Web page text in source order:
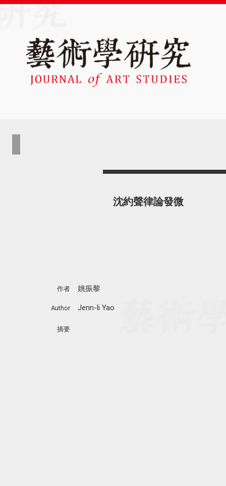
沈約聲律論發微
作者 姚振黎
Author Jenn-li Yao
摘要